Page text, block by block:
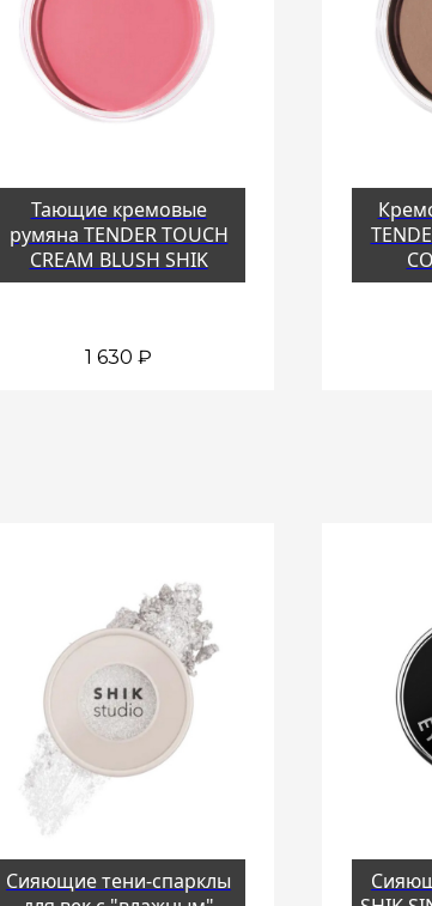
Тающие кремовые
румяна TENDER TOUCH
CREAM BLUSH SHIK
1 630 ₽
Сияющие тени-спарклы